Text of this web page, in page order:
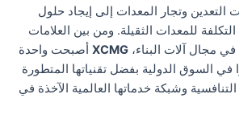
وتجار المعدات إلى إيجاد حلول
للمعدات الثقيلة. ومن بين العلامات
في مجال آلات البناء، XCMG أصبحت واحدة
السوق الدولية بفضل تقنياتها المتطورة
التنافسية وشبكة خدماتها العالمية الآخذة في